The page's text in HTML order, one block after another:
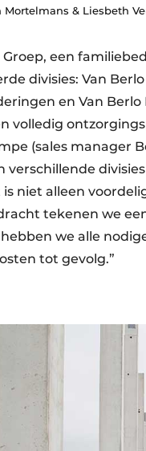
aanmelden
Mortelmans & Liesbeth
Groep, een
divisies: Van
en Van
volledig
(sales manager
verschillende
niet alleen
tekenen we
we alle
tot gevolg.”